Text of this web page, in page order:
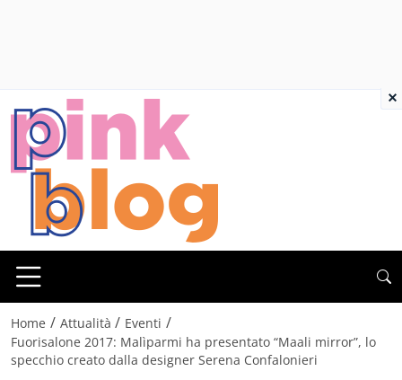
Home / Attualità / Eventi /
Fuorisalone 2017: Malìparmi ha presentato “Maali mirror”, lo
specchio creato dalla designer Serena Confalonieri
×